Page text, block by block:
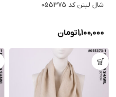
شال لینن کد 055375
1,100,000تومان